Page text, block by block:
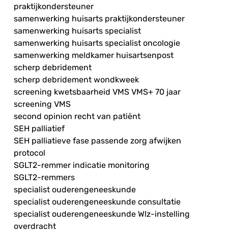
praktijkondersteuner
samenwerking huisarts praktijkondersteuner
samenwerking huisarts specialist
samenwerking huisarts specialist oncologie
samenwerking meldkamer huisartsenpost
scherp debridement
scherp debridement wondkweek
screening kwetsbaarheid VMS VMS+ 70 jaar
screening VMS
second opinion recht van patiënt
SEH palliatief
SEH palliatieve fase passende zorg afwijken
protocol
SGLT2-remmer indicatie monitoring
SGLT2-remmers
specialist ouderengeneeskunde
specialist ouderengeneeskunde consultatie
specialist ouderengeneeskunde Wlz-instelling
overdracht